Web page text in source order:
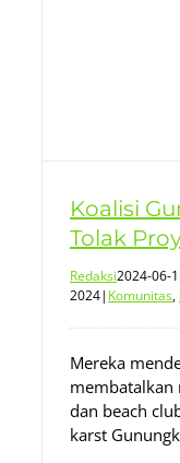
Koalisi
Tolak
Redaksi2024-06-
2024| Komunitas,
Mereka
membatalkan
dan beach
karst